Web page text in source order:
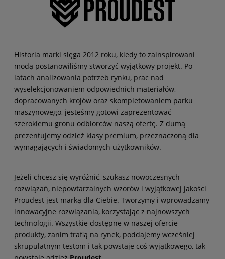
Historia marki sięga 2012 roku, kiedy to zainspirowani
modą postanowiliśmy stworzyć wyjątkowy projekt. Po
latach analizowania potrzeb rynku, prac nad
wyselekcjonowaniem odpowiednich materiałów,
dopracowanych krojów oraz skompletowaniem parku
maszynowego, jesteśmy gotowi zaprezentować
szerokiemu gronu odbiorców naszą ofertę. Z dumą
prezentujemy odzież klasy premium, przeznaczoną dla
wymagających i świadomych użytkowników.
Jeżeli chcesz się wyróżnić, szukasz nowoczesnych
rozwiązań, niepowtarzalnych wzorów i wyjątkowej jakości
Proudest jest marką dla Ciebie. Tworzymy i wprowadzamy
innowacyjne rozwiązania, korzystając z najnowszych
technologii. Wszystkie dostępne w naszej ofercie
produkty, zanim trafią na rynek, poddajemy wcześniej
skrupulatnym testom i tak powstaje coś wyjątkowego, tak